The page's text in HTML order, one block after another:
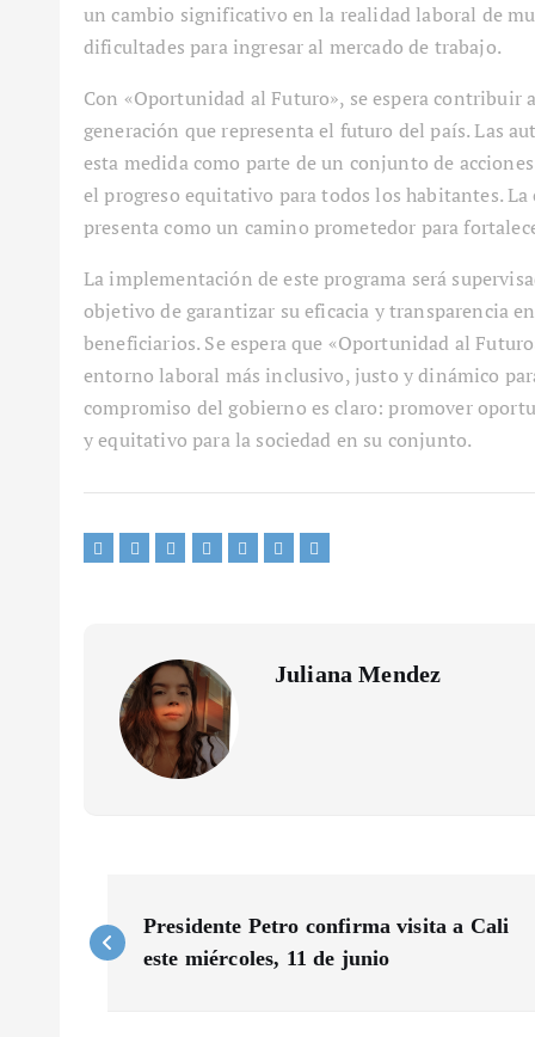
un cambio significativo en la realidad laboral de
dificultades para ingresar al mercado de trabajo.
Con «Oportunidad al Futuro», se espera
generación que representa el futuro del país. Las
esta medida como parte de un conjunto de
el progreso equitativo para todos los habitantes.
presenta como un camino prometedor para
La implementación de este programa será
objetivo de garantizar su eficacia y transparencia
beneficiarios. Se espera que «Oportunidad al
entorno laboral más inclusivo, justo y dinámico
compromiso del gobierno es claro: promover
y equitativo para la sociedad en su conjunto.
Juliana Mendez
a
Presidente Petro confirma visita a Cali
este miércoles, 11 de junio